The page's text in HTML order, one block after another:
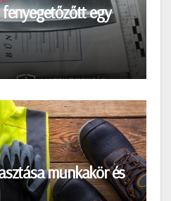
egy
munkakör és